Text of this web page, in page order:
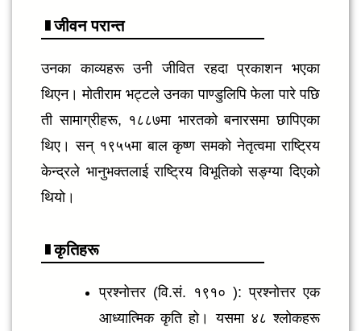
‍जीवन परान्त
उनका काव्यहरू उनी जीवित रहदा प्रकाशन भएका
थिएन। मोतीराम भट्टले उनका पाण्डुलिपि फेला पारे पछि
ती सामाग्रीहरू, १८८७मा भारतको बनारसमा छापिएका
थिए। सन् १९५५मा बाल कृष्ण समको नेतृत्वमा राष्ट्रिय
केन्द्रले भानुभक्तलाई राष्ट्रिय विभूतिको सङ्ग्या दिएको
थियो।
कृतिहरू
प्रश्नोत्तर (वि.सं. १९१० ): प्रश्नोत्तर एक
आध्यात्मिक कृति हो। यसमा ४८ श्लोकहरू